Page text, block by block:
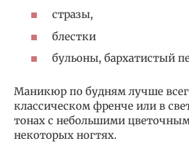
стразы,
блестки
бульоны, бархатистый
Маникюр по будням лучше
классическом френче или в
тонах с небольшими
некоторых ногтях.